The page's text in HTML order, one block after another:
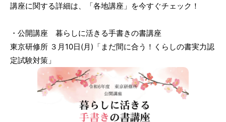
講座に関する詳細は、「各地講座」を今すぐチェック！
・公開講座 暮らしに活きる手書きの書講座
東京研修所 ３月10日(月)「まだ間に合う！くらしの書実力認
定試験対策」